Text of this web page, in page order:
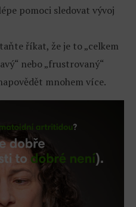
pomoci sledovat vývoj
říkat, že je to „celkem
nebo „frustrovaný“
mnohem více.